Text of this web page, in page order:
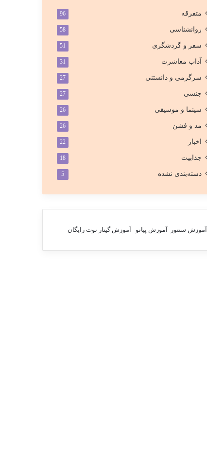
متفرقه 96
روانشناسی 58
سفر و گردشگری 51
آداب معاشرت 31
سرگرمی و دانستنی 27
جنسی 27
سینما و موسیقی 26
مد و فشن 26
اخبار 22
جذابیت 18
دسته‌بندی نشده 5
آموزش سنتور آموزش پیانو آموزش گیتار نوت رایگان